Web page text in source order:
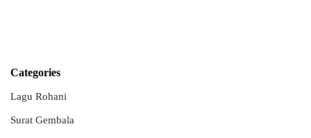
Categories
Lagu Rohani
Surat Gembala